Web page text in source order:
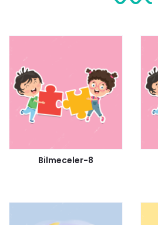
Bilmeceler-8